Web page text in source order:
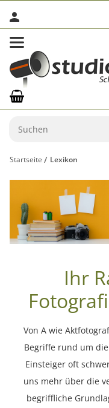
Startseite Lexikon
Ihr
Von A wie
Begriffe rund um
Einsteiger oft
uns mehr über die
begriffliche